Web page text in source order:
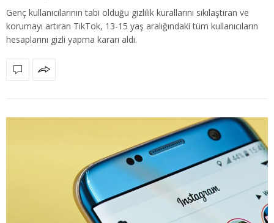
Genç kullanıcılarının tabi olduğu gizlilik kurallarını sıkılaştıran ve
korumayı artıran TikTok, 13-15 yaş aralığındaki tüm kullanıcıların
hesaplarını gizli yapma kararı aldı.